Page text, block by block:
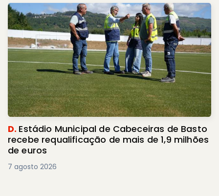
D. Estádio Municipal de Cabeceiras de Basto
recebe requalificação de mais de 1,9 milhões
de euros
7 agosto 2026